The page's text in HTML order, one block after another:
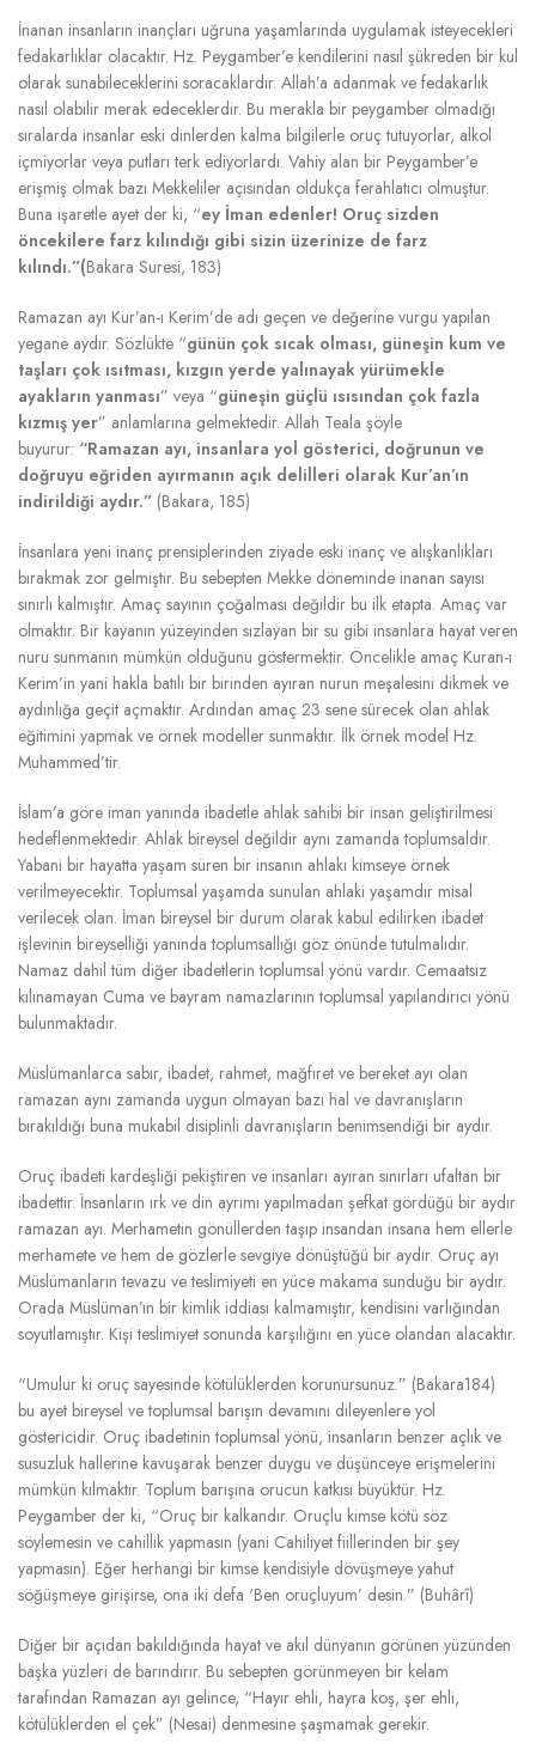
İnanan insanların inançları uğruna yaşamlarında uygulamak isteyecekleri
fedakarlıklar olacaktır. Hz. Peygamber’e kendilerini nasıl şükreden bir kul
olarak sunabileceklerini soracaklardır. Allah’a adanmak ve fedakarlık
nasıl olabilir merak edeceklerdir. Bu merakla bir peygamber olmadığı
sıralarda insanlar eski dinlerden kalma bilgilerle oruç tutuyorlar, alkol
içmiyorlar veya putları terk ediyorlardı. Vahiy alan bir Peygamber’e
erişmiş olmak bazı Mekkeliler açısından oldukça ferahlatıcı olmuştur.
Buna işaretle ayet der ki, “ey İman edenler! Oruç sizden
öncekilere farz kılındığı gibi sizin üzerinize de farz
kılındı.”(Bakara Suresi, 183)
Ramazan ayı Kur’an-ı Kerim’de adı geçen ve değerine vurgu yapılan
yegane aydır. Sözlükte “günün çok sıcak olması, güneşin kum ve
taşları çok ısıtması, kızgın yerde yalınayak yürümekle
ayakların yanması” veya “güneşin güçlü ısısından çok fazla
kızmış yer” anlamlarına gelmektedir. Allah Teala şöyle
buyurur: “Ramazan ayı, insanlara yol gösterici, doğrunun ve
doğruyu eğriden ayırmanın açık delilleri olarak Kur’an’ın
indirildiği aydır.” (Bakara, 185)
İnsanlara yeni inanç prensiplerinden ziyade eski inanç ve alışkanlıkları
bırakmak zor gelmiştir. Bu sebepten Mekke döneminde inanan sayısı
sınırlı kalmıştır. Amaç sayının çoğalması değildir bu ilk etapta. Amaç var
olmaktır. Bir kayanın yüzeyinden sızlayan bir su gibi insanlara hayat veren
nuru sunmanın mümkün olduğunu göstermektir. Öncelikle amaç Kuran-ı
Kerim’in yani hakla batılı bir birinden ayıran nurun meşalesini dikmek ve
aydınlığa geçit açmaktır. Ardından amaç 23 sene sürecek olan ahlak
eğitimini yapmak ve örnek modeller sunmaktır. İlk örnek model Hz.
Muhammed’tir.
İslam’a göre iman yanında ibadetle ahlak sahibi bir insan geliştirilmesi
hedeflenmektedir. Ahlak bireysel değildir aynı zamanda toplumsaldır.
Yabani bir hayatta yaşam süren bir insanın ahlakı kimseye örnek
verilmeyecektir. Toplumsal yaşamda sunulan ahlaki yaşamdır misal
verilecek olan. İman bireysel bir durum olarak kabul edilirken ibadet
işlevinin bireyselliği yanında toplumsallığı göz önünde tutulmalıdır.
Namaz dahil tüm diğer ibadetlerin toplumsal yönü vardır. Cemaatsiz
kılınamayan Cuma ve bayram namazlarının toplumsal yapılandırıcı yönü
bulunmaktadır.
Müslümanlarca sabır, ibadet, rahmet, mağfıret ve bereket ayı olan
ramazan aynı zamanda uygun olmayan bazı hal ve davranışların
bırakıldığı buna mukabil disiplinli davranışların benimsendiği bir aydır.
Oruç ibadeti kardeşliği pekiştiren ve insanları ayıran sınırları ufaltan bir
ibadettir. İnsanların ırk ve din ayrımı yapılmadan şefkat gördüğü bir aydır
ramazan ayı. Merhametin gönüllerden taşıp insandan insana hem ellerle
merhamete ve hem de gözlerle sevgiye dönüştüğü bir aydır. Oruç ayı
Müslümanların tevazu ve teslimiyeti en yüce makama sunduğu bir aydır.
Orada Müslüman’ın bir kimlik iddiası kalmamıştır, kendisini varlığından
soyutlamıştır. Kişi teslimiyet sonunda karşılığını en yüce olandan alacaktır.
“Umulur ki oruç sayesinde kötülüklerden korunursunuz.” (Bakara184)
bu ayet bireysel ve toplumsal barışın devamını dileyenlere yol
göstericidir. Oruç ibadetinin toplumsal yönü, insanların benzer açlık ve
susuzluk hallerine kavuşarak benzer duygu ve düşünceye erişmelerini
mümkün kılmaktır. Toplum barışına orucun katkısı büyüktür. Hz.
Peygamber der ki, “Oruç bir kalkandır. Oruçlu kimse kötü söz
söylemesin ve cahillik yapmasın (yani Cahiliyet fiillerinden bir şey
yapmasın). Eğer herhangi bir kimse kendisiyle dövüşmeye yahut
söğüşmeye girişirse, ona iki defa ‘Ben oruçluyum’ desin.” (Buhârî)
Diğer bir açıdan bakıldığında hayat ve akıl dünyanın görünen yüzünden
başka yüzleri de barındırır. Bu sebepten görünmeyen bir kelam
tarafından Ramazan ayı gelince, “Hayır ehli, hayra koş, şer ehli,
kötülüklerden el çek” (Nesai) denmesine şaşmamak gerekir.